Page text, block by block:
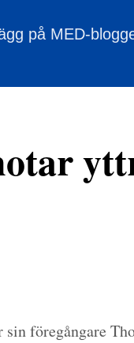
på MED-
föregångare